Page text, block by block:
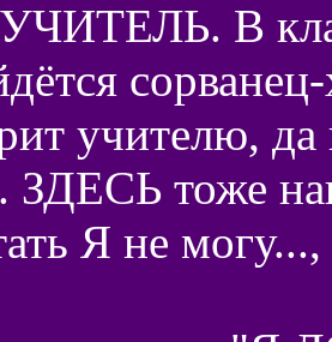
В
учителю, да
ЗДЕСЬ тоже
Я не